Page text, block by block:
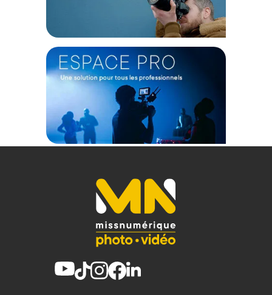
Spécifications de la batterie : 5000 mAh 3,6 V 18 Wh
Température ambiante de charge : 0 °C - 45 °C
Certifications : FCC, CE, KC, RCM, ISED
Compatibilité : Caméras d'action (DJI Osmo Pocket 3/4, Osmo
Action 4/5/6, Insta360 X5...), smartphones (Apple iPhone
15/16/17, Android)
1x Étui chargeur (pour batterie 21700)
1x Câble de charge C vers C
1x Batterie INR21700
1x Manuel d'utilisation
Code EAN SmallRig 6088 kit batterie 5000mAh et chargeur
pour batterie 21700 - Marron - Batterie photo - Achat & prix :
(1) Nombre de points Fidélité estimés, hors remises au panier, basé
sur le prix TTC en €, les points seront effectivement calculés dans le